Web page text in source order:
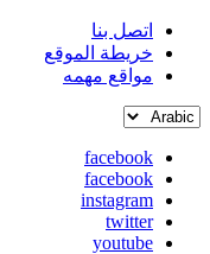
القائمة
العلوية
(header
top)
اتصل بنا
خريطة الموقع
مواقع مهمه
Select
language
social
media
facebook
facebook
instagram
twitter
youtube